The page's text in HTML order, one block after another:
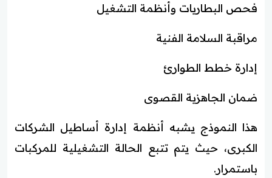
فحص البطاريات وأنظمة التشغيل
مراقبة السلامة الفنية
إدارة خطط الطوارئ
ضمان الجاهزية القصوى
هذا النموذج يشبه أنظمة إدارة أساطيل الشركات
الكبرى، حيث يتم تتبع الحالة التشغيلية للمركبات
باستمرار.